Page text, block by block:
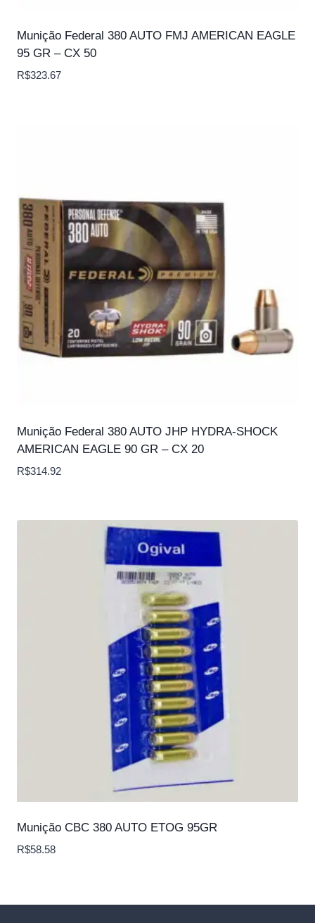
Munição Federal 380 AUTO FMJ AMERICAN EAGLE
95 GR – CX 50
R$323.67
Munição Federal 380 AUTO JHP HYDRA-SHOCK
AMERICAN EAGLE 90 GR – CX 20
R$314.92
Munição CBC 380 AUTO ETOG 95GR
R$58.58